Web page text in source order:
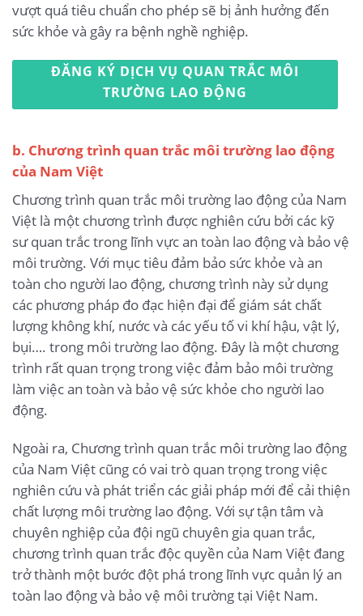
vượt quá tiêu chuẩn cho phép sẽ bị ảnh hưởng đến
sức khỏe và gây ra bệnh nghề nghiệp.
ĐĂNG KÝ DỊCH VỤ QUAN TRẮC MÔI
TRƯỜNG LAO ĐỘNG
b. Chương trình quan trắc môi trường lao động
của Nam Việt
Chương trình quan trắc môi trường lao động của Nam
Việt là một chương trình được nghiên cứu bởi các kỹ
sư quan trắc trong lĩnh vực an toàn lao động và bảo vệ
môi trường. Với mục tiêu đảm bảo sức khỏe và an
toàn cho người lao động, chương trình này sử dụng
các phương pháp đo đạc hiện đại để giám sát chất
lượng không khí, nước và các yếu tố vi khí hậu, vật lý,
bụi…. trong môi trường lao động. Đây là một chương
trình rất quan trọng trong việc đảm bảo môi trường
làm việc an toàn và bảo vệ sức khỏe cho người lao
động.
Ngoài ra, Chương trình quan trắc môi trường lao động
của Nam Việt cũng có vai trò quan trọng trong việc
nghiên cứu và phát triển các giải pháp mới để cải thiện
chất lượng môi trường lao động. Với sự tận tâm và
chuyên nghiệp của đội ngũ chuyên gia quan trắc,
chương trình quan trắc độc quyền của Nam Việt đang
trở thành một bước đột phá trong lĩnh vực quản lý an
toàn lao động và bảo vệ môi trường tại Việt Nam.